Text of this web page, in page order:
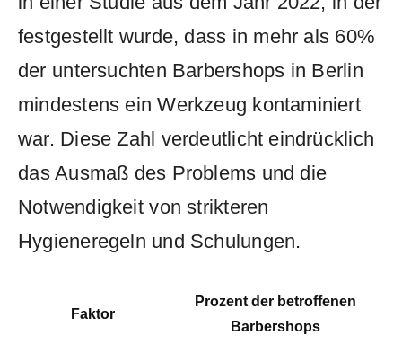
festgestellt​ wurde, dass in⁤ mehr als​ 60%
der⁤ untersuchten Barbershops in ⁢Berlin
mindestens ​ein Werkzeug kontaminiert
‍war. Diese Zahl verdeutlicht eindrücklich
⁢das Ausmaß des Problems und die
Notwendigkeit⁣ von strikteren
Hygieneregeln ‍und Schulungen.
Faktor
Prozent ⁣der betroffenen
Barbershops